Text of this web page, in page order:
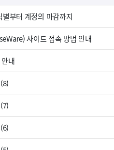
부터 계정의 마감까지
사이트 접속 방법 안내
내